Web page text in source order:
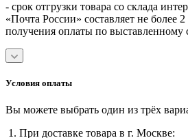
- срок отгрузки товара со склада
«Почта России» составляет не более
получения оплаты по выставленному
Условия оплаты
Вы можете выбрать один из трёх
1. При доставке товара в г. Москве: